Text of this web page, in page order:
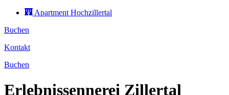
Apartment Hochzillertal
Buchen
Kontakt
Buchen
Erlebnissennerei Zillertal